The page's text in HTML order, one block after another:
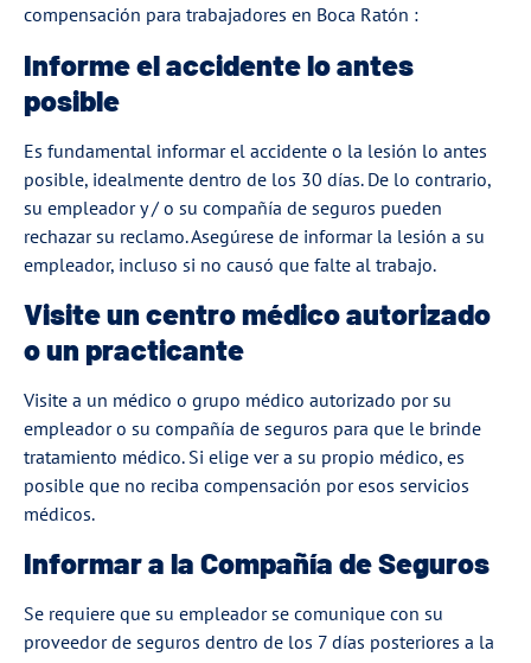
compensación para trabajadores en Boca Ratón :
Informe el accidente lo antes
posible
Es fundamental informar el accidente o la lesión lo antes
posible, idealmente dentro de los 30 días. De lo contrario,
su empleador y / o su compañía de seguros pueden
rechazar su reclamo. Asegúrese de informar la lesión a su
empleador, incluso si no causó que falte al trabajo.
Visite un centro médico autorizado
o un practicante
Visite a un médico o grupo médico autorizado por su
empleador o su compañía de seguros para que le brinde
tratamiento médico. Si elige ver a su propio médico, es
posible que no reciba compensación por esos servicios
médicos.
Informar a la Compañía de Seguros
Se requiere que su empleador se comunique con su
proveedor de seguros dentro de los 7 días posteriores a la